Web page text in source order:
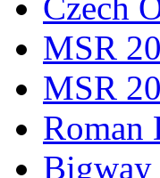
MSR
MSR
Roman
Bigway